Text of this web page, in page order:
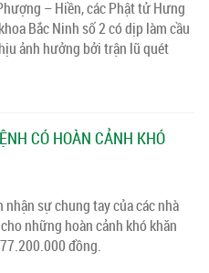
– Hiền, các Phật tử Hưng
Bắc Ninh số 2 có dịp làm cầu
ảnh hưởng bởi trận lũ quét
CÓ HOÀN CẢNH KHÓ
sự chung tay của các nhà
những hoàn cảnh khó khăn
đồng.